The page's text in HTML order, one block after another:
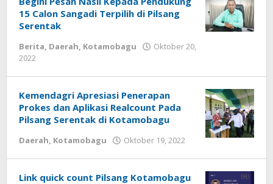
15 Calon Sangadi Terpilih di Pilsang
Serentak
Berita, Daerah, Kotamobagu
Oktober 20,
2022
Kemendagri Apresiasi Penerapan
Prokes dan Aplikasi Realcount Pada
Pilsang Serentak di Kotamobagu
Daerah, Kotamobagu Oktober 19, 2022
oleh
Link quick count Pilsang Kotamobagu